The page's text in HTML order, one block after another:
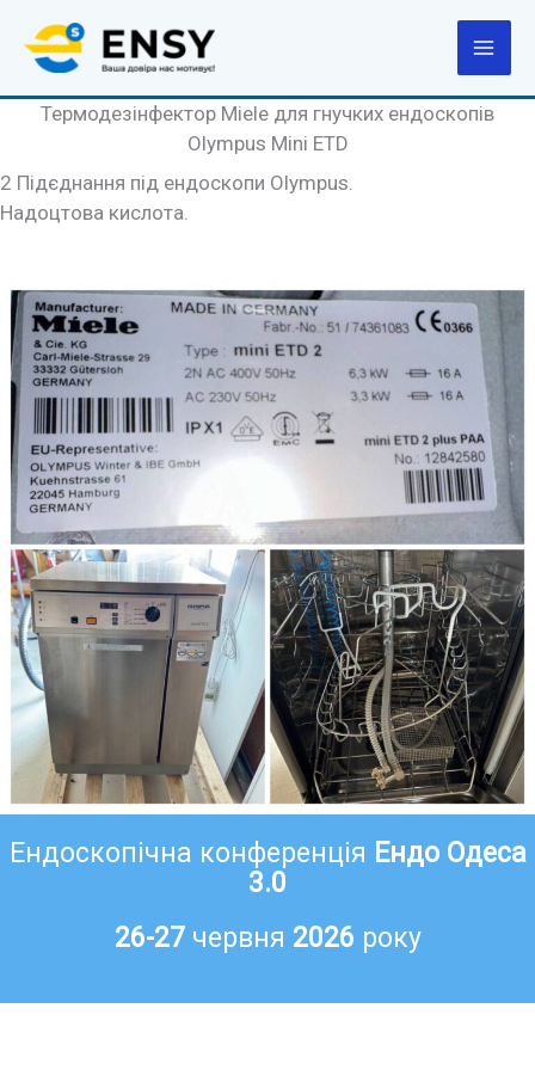
вмісту
Термодезінфектор Miele для гнучких ендоскопів
Olympus Mini ETD
2 Підєднання під ендоскопи Olympus.
Надоцтова кислота.
Ендоскопічна конференція Ендо Одеса
3.0
26-27 червня 2026 року